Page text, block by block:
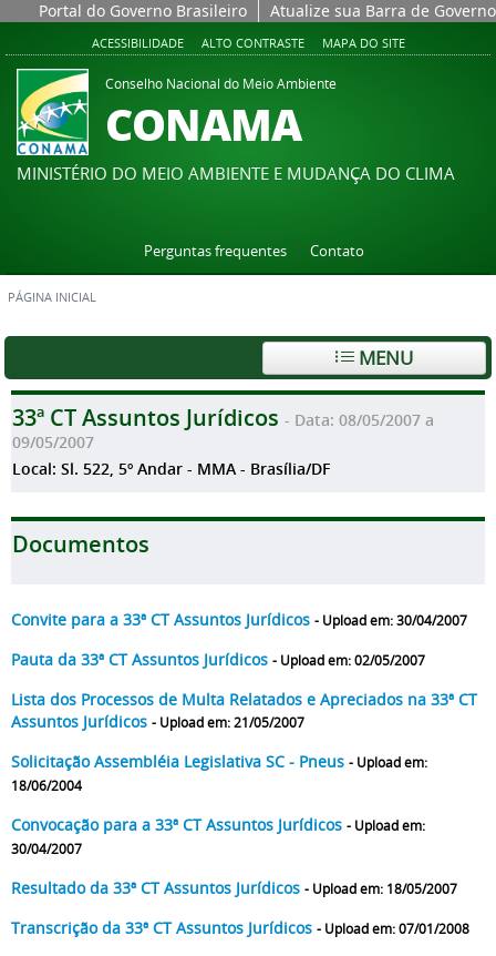
Portal do Governo Brasileiro Atualize sua Barra de Governo
ACESSIBILIDADE ALTO CONTRASTE MAPA DO SITE
Conselho Nacional do Meio Ambiente
CONAMA
MINISTÉRIO DO MEIO AMBIENTE E MUDANÇA DO CLIMA
Perguntas frequentes Contato
PÁGINA INICIAL
MENU
33ª CT Assuntos Jurídicos - Data: 08/05/2007 a
09/05/2007
Local: Sl. 522, 5º Andar - MMA - Brasília/DF
Documentos
Convite para a 33ª CT Assuntos Jurídicos - Upload em: 30/04/2007
Pauta da 33ª CT Assuntos Jurídicos - Upload em: 02/05/2007
Lista dos Processos de Multa Relatados e Apreciados na 33ª CT
Assuntos Jurídicos - Upload em: 21/05/2007
Solicitação Assembléia Legislativa SC - Pneus - Upload em:
18/06/2004
Convocação para a 33ª CT Assuntos Jurídicos - Upload em:
30/04/2007
Resultado da 33ª CT Assuntos Jurídicos - Upload em: 18/05/2007
Transcrição da 33ª CT Assuntos Jurídicos - Upload em: 07/01/2008